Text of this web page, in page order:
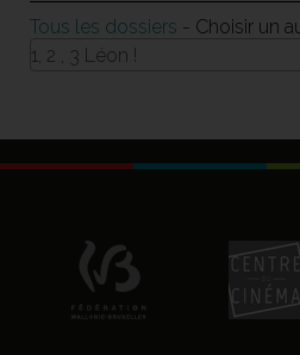
Tous les dossiers - Choisir un
1, 2 , 3 Léon !